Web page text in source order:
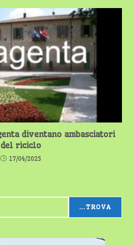
diventano ambasciatori
del riciclo
17/04/2025
...TROVA